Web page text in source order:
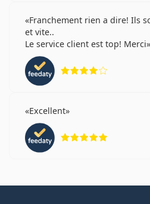
Franchement rien a dire! Ils
et vite..
Le service client est top! Merci
Excellent